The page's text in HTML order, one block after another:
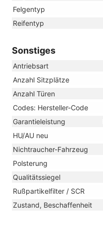
Felgentyp
Reifentyp
Sonstiges
Antriebsart
Anzahl Sitzplätze
Anzahl Türen
Codes: Hersteller-Code
Garantieleistung
HU/AU neu
Nichtraucher-Fahrzeug
Polsterung
Qualitätssiegel
Rußpartikelfilter / SCR
Zustand, Beschaffenheit